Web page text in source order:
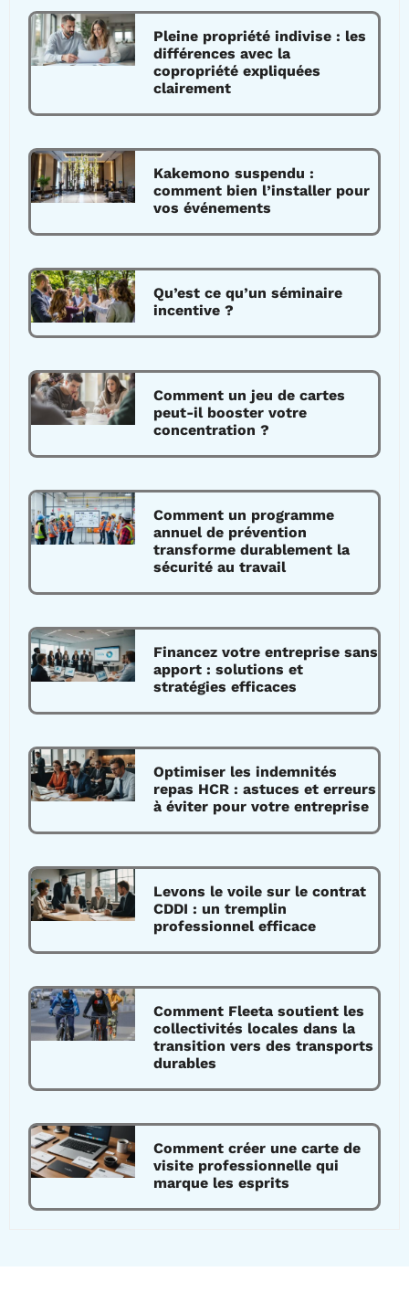
Pleine propriété indivise : les
différences avec la
copropriété expliquées
clairement
Kakemono suspendu :
comment bien l’installer pour
vos événements
Qu’est ce qu’un séminaire
incentive ?
Comment un jeu de cartes
peut-il booster votre
concentration ?
Comment un programme
annuel de prévention
transforme durablement la
sécurité au travail
Financez votre entreprise sans
apport : solutions et
stratégies efficaces
Optimiser les indemnités
repas HCR : astuces et erreurs
à éviter pour votre entreprise
Levons le voile sur le contrat
CDDI : un tremplin
professionnel efficace
Comment Fleeta soutient les
collectivités locales dans la
transition vers des transports
durables
Comment créer une carte de
visite professionnelle qui
marque les esprits